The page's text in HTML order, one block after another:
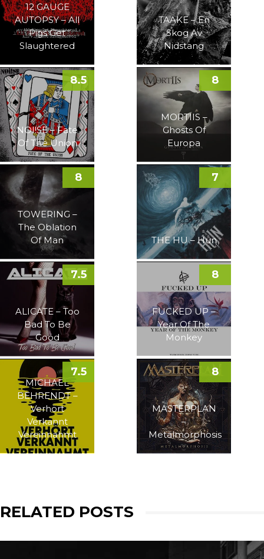
12 GAUGE
AUTOPSY – All
Pigs Get
Slaughtered
TAAKE – En
Skog Av
Nidstang
NOI!SE – Fate
Of The Union
8.5
MORTIIS –
Ghosts Of
Europa
8
TOWERING –
The Oblation
Of Man
8
THE HU – Hun
7
ALICATE – Too
Bad To Be
Good
7.5
FUCKED UP –
Year Of The
Monkey
8
MICHAEL
BEHRENDT –
Verhört
Verkannt
Vereinnahmt
7.5
MASTERPLAN
–
Metalmorphosis
8
RELATED POSTS